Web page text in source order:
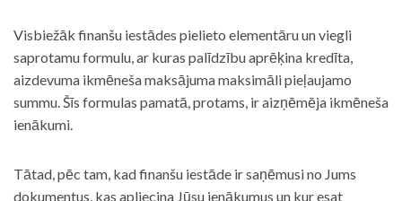
Visbiežāk finanšu iestādes pielieto elementāru un viegli
saprotamu formulu, ar kuras palīdzību aprēķina kredīta,
aizdevuma ikmēneša maksājuma maksimāli pieļaujamo
summu. Šīs formulas pamatā, protams, ir aizņēmēja ikmēneša
ienākumi.
Tātad, pēc tam, kad finanšu iestāde ir saņēmusi no Jums
dokumentus, kas apliecina Jūsu ienākumus un kur esat